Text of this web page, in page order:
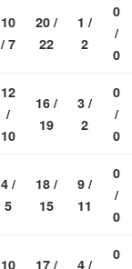
10
/ 7
20 /
22
1 /
2
0
/
0
12
/
10
16 /
19
3 /
2
0
/
0
4 /
5
18 /
15
9 /
11
0
/
0
10
17 /
4 /
0